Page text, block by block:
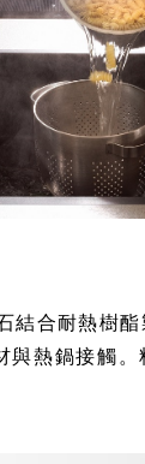
結合耐熱樹
熱鍋接觸。